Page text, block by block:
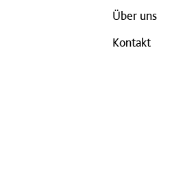
Über uns
Kontakt